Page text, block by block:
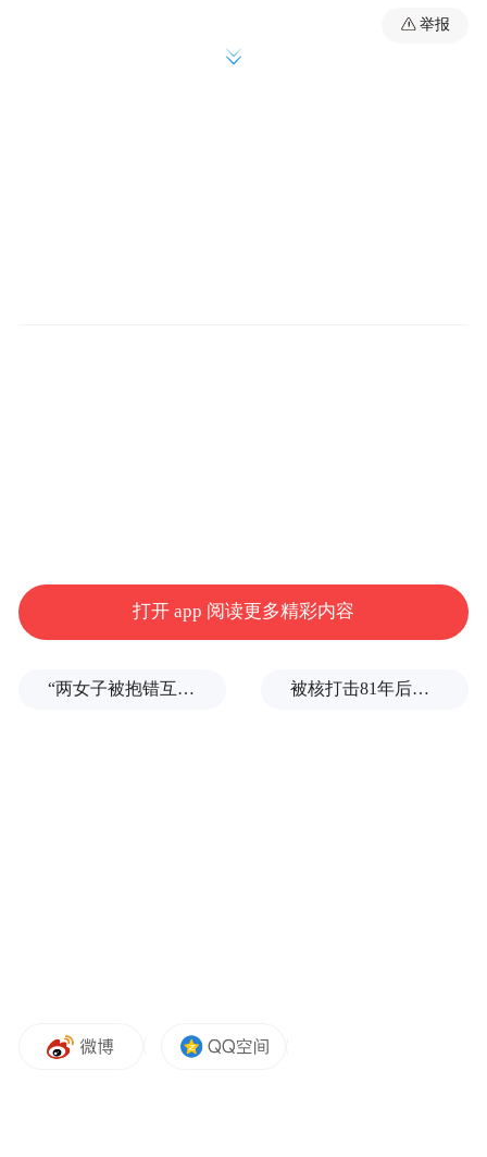
临平时虽然端肃沉毅不苟言笑，但每每遇到
志同道合之人就会打开话匣子，博古论今滔
参考文献：
space services.”
举报
打开 app 阅读更多精彩内容
“两女子被抱错互换人生37年”一当事人沉默多日发声：我不是受益者 被核打击81年后，日本广岛废墟旁响起抗议声：拒绝拥核